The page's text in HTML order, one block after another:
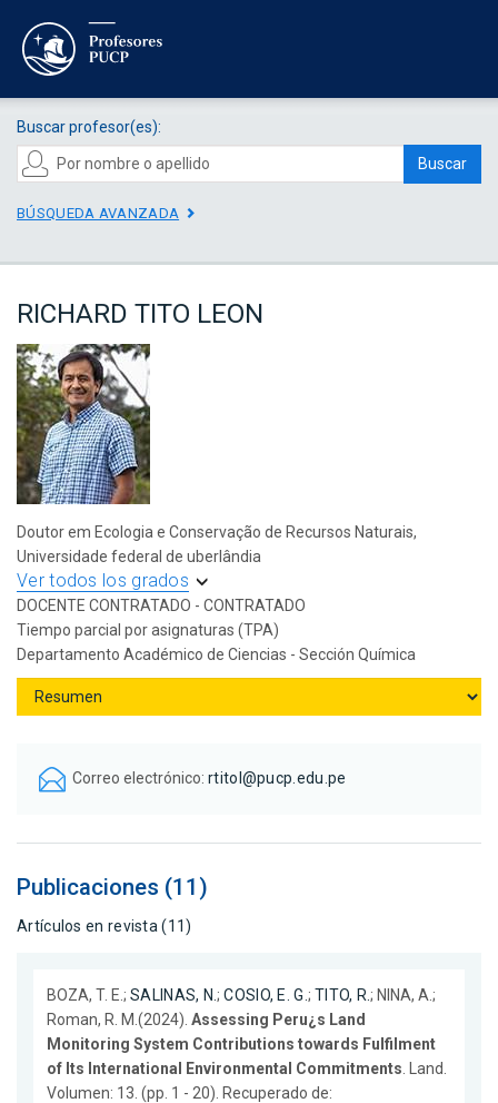
Buscar profesor(es):
Buscar
BÚSQUEDA AVANZADA
RICHARD TITO LEON
Doutor em Ecologia e Conservação de Recursos Naturais,
Universidade federal de uberlândia
Ver todos los grados
DOCENTE CONTRATADO - CONTRATADO
Tiempo parcial por asignaturas (TPA)
Departamento Académico de Ciencias - Sección Química
Correo electrónico: rtitol@pucp.edu.pe
Publicaciones (11)
Artículos en revista (11)
BOZA, T. E.; SALINAS, N.;COSIO, E. G. ; TITO, R.; NINA, A.;
Roman, R. M.(2024). Assessing Peru¿s Land
Monitoring System Contributions towards Fulfilment
of Its International Environmental Commitments . Land.
Volumen: 13. (pp. 1 - 20). Recuperado de: